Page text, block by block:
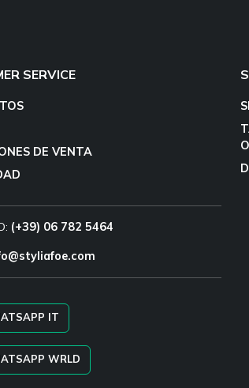
SERVICE
DE VENTA
(+39) 06 782 5464
IT
WRLD